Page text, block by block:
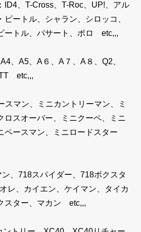
ID4、T-Cross、T-Roc、UP!、アル
ートル、シャラン、シロッコ、
ートル、パサート、ポロ etc,,,
、A5、A６、A７、A８、Q2、
etc,,,
スマン、ミニカントリーマン、ミ
ロスオーバー、ミニクーペ、ミニ
ペースマン、ミニロードスター
、718スパイダー、718ボクスタ
レ、カイエン、ケイマン、タイカ
スター、マカン etc,,,